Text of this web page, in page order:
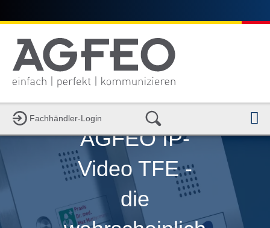
Fachhändler-Login
AGFEO IP-
Video TFE -
die